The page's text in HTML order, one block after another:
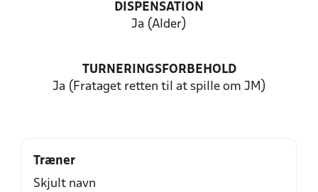
DISPENSATION
Ja (Alder)
TURNERINGSFORBEHOLD
Ja (Frataget retten til at spille om JM)
Træner
Skjult navn